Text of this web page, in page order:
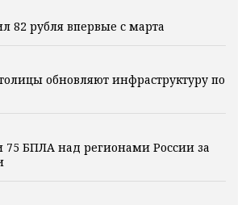
82 рубля впервые с марта
обновляют инфраструктуру по
БПЛА над регионами России за